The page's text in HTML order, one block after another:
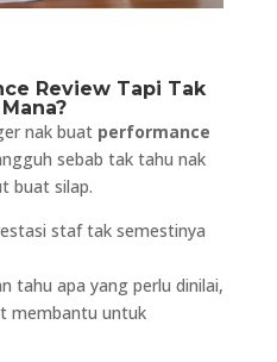
Review Tapi Tak
nak buat performance
sebab tak tahu nak
buat silap.
staf tak semestinya
tahu apa yang perlu dinilai,
membantu untuk